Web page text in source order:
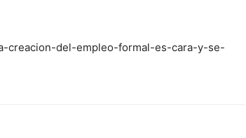
creacion-del-empleo-formal-es-cara-y-se-